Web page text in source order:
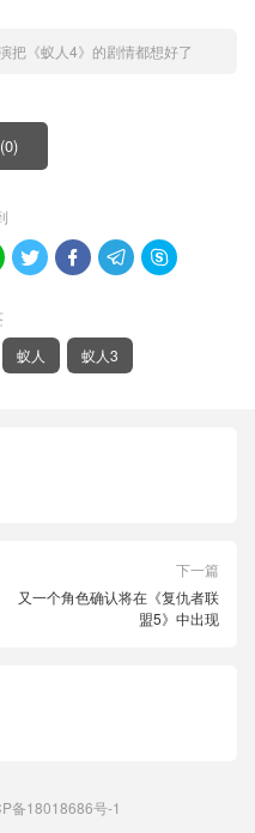
把《蚁人4》的剧情都想好了
0)
   
蚁人 蚁人3
下一篇
又一个角色确认将在《复仇者联
盟5》中出现
备18018686号-1